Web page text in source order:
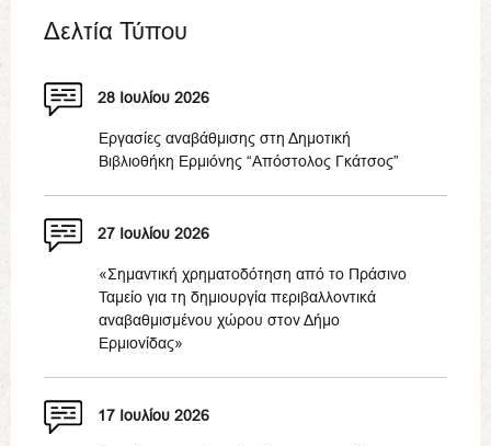
Δελτία Τύπου
28 Ιουλίου 2026
Εργασίες αναβάθμισης στη Δημοτική
Βιβλιοθήκη Ερμιόνης “Απόστολος Γκάτσος”
27 Ιουλίου 2026
«Σημαντική χρηματοδότηση από το Πράσινο
Ταμείο για τη δημιουργία περιβαλλοντικά
αναβαθμισμένου χώρου στον Δήμο
Ερμιονίδας»
17 Ιουλίου 2026